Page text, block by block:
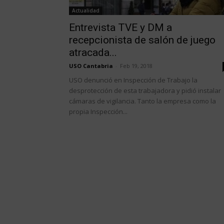
Actualidad
Entrevista TVE y DM a
recepcionista de salón de juego
atracada...
USO Cantabria Feb 19, 2018
USO denunció en Inspección de Trabajo la
desprotección de esta trabajadora y pidió instalar
cámaras de vigilancia. Tanto la empresa como la
propia Inspección...